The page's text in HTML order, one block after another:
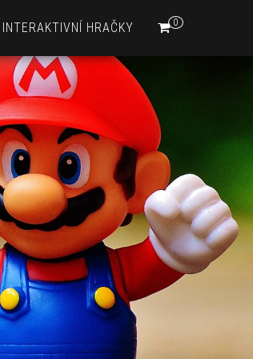
0
INTERAKTIVNÍ HRAČKY